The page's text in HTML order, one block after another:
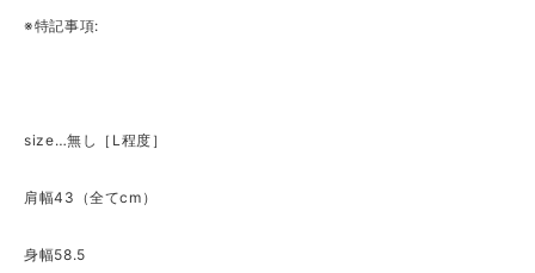
※特記事項:
size…無し［L程度］
肩幅43（全てcm）
身幅58.5